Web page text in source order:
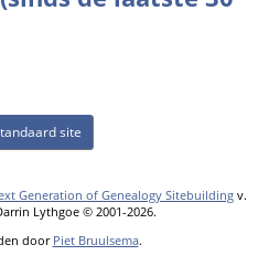
site
Generation of Genealogy Sitebuilding v.
Lythgoe © 2001-2026.
door Piet Bruulsema.